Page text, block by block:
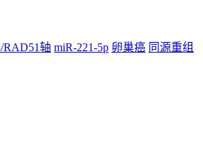
RAD51轴 miR-221-5p 卵巢癌 同源重组